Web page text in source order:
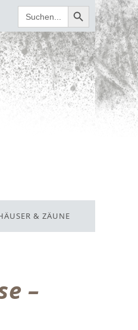
SEARCH
FOR:
SEARCH BUTTON
& ZÄUNE
–